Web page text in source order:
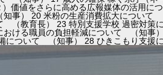
価値をさらに高める広報媒体の活用に
事） 20 米粉の生産消費拡大について
（教育長） 23 特別支援学校 過密対策
ける職員の負担軽減について （知事
について （知事） 28 ひきこもり支援